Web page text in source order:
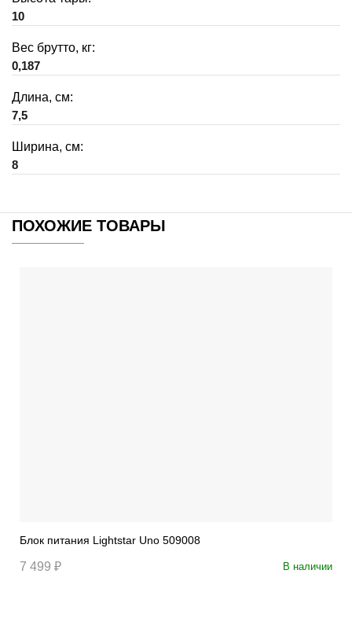
10
Вес брутто, кг:
0,187
Длина, см:
7,5
Ширина, см:
8
ПОХОЖИЕ ТОВАРЫ
Блок питания Lightstar Uno 509008
7 499 ₽ В наличии